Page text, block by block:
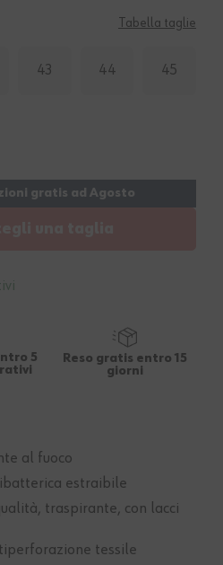
Tabella taglie
43 44 45
5
Reso gratis entro 15
giorni
al fuoco
estraibile
traspirante, con lacci
tessile